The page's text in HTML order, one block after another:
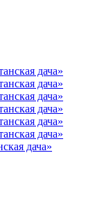
дача»